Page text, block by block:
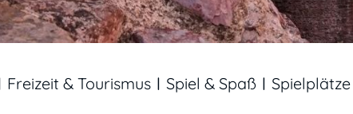
Freizeit & Tourismus Spiel & Spaß Spielplätze